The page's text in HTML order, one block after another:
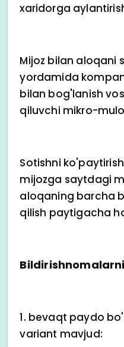
xaridorga
Mijoz bilan aloqani
yordamida
bilan bog'lanish
qiluvchi mikro-
Sotishni
mijozga saytdagi
aloqaning barcha
qilish paytigacha
1. bevaqt paydo
variant mavjud: